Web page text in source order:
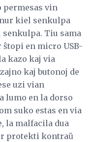
permesas vin
kiel senkulpa
senkulpa. Tiu sama
en micro USB-
kazo kaj via
kaj butonoj de
uzi vian
lumo en la dorso
suko estas en via
la malfacila dua
protekti kontraŭ